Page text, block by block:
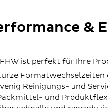
&
ist perfekt für Ihre
Reinigungs- und
und